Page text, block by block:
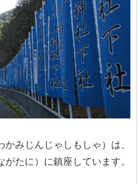
かみじんじゃしもしゃ）は、
たに）に鎮座しています。